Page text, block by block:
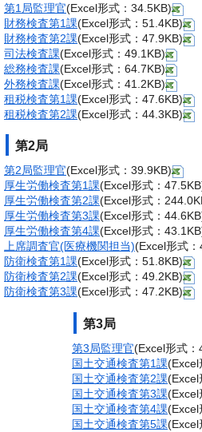
第1局監理官(Excel形式：34.5KB)
財務検査第1課(Excel形式：51.4KB)
財務検査第2課(Excel形式：47.9KB)
司法検査課(Excel形式：49.1KB)
総務検査課(Excel形式：64.7KB)
外務検査課(Excel形式：41.2KB)
租税検査第1課(Excel形式：47.6KB)
租税検査第2課(Excel形式：44.3KB)
第2局
第2局監理官(Excel形式：39.9KB)
厚生労働検査第1課(Excel形式：
厚生労働検査第2課(Excel形式：
厚生労働検査第3課(Excel形式：
厚生労働検査第4課(Excel形式：
上席調査官(医療機関担当)(Excel形式
防衛検査第1課(Excel形式：51.8KB)
防衛検査第2課(Excel形式：49.2KB)
防衛検査第3課(Excel形式：47.2KB)
第3局
第3局監理官(Excel形式：
国土交通検査第1課(Excel
国土交通検査第2課(Excel
国土交通検査第3課(Excel
国土交通検査第4課(Excel
国土交通検査第5課(Excel